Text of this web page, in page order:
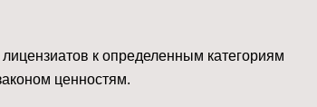
к определенным категориям
ценностям. ⠀